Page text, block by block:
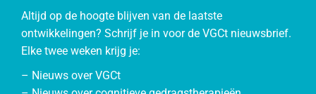
Altijd op de hoogte blijven van de laatste
ontwikkelingen? Schrijf je in voor de VGCt nieuwsbrief.
Elke twee weken krijg je:
– Nieuws over VGCt